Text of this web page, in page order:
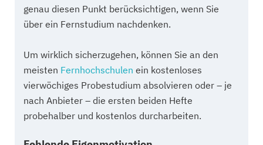
genau diesen Punkt berücksichtigen, wenn Sie
über ein Fernstudium nachdenken.
Um wirklich sicherzugehen, können Sie an den
meisten Fernhochschulen ein kostenloses
vierwöchiges Probestudium absolvieren oder – je
nach Anbieter – die ersten beiden Hefte
probehalber und kostenlos durcharbeiten.